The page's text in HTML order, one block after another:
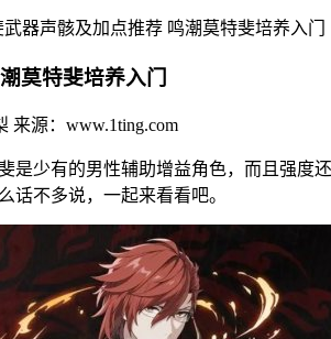
器声骸及加点推荐 鸣潮莫特斐培养入门
莫特斐培养入门
来源：www.1ting.com
是少有的男性辅助增益角色，而且强度
话不多说，一起来看看吧。